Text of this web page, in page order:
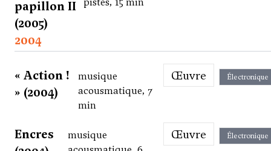
papillon II
(2005)
2004
« Action !
» (2004)
musique
acousmatique, 7
min
Œuvre Électronique
Encres
musique
Œuvre Électronique